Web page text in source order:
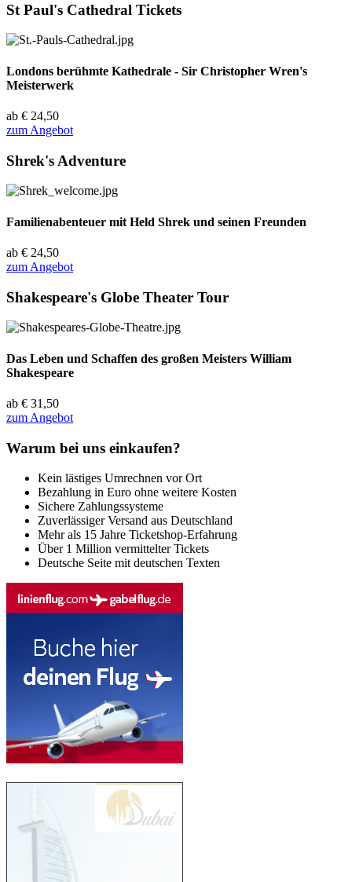
St Paul's Cathedral Tickets
Londons berühmte Kathedrale - Sir Christopher Wren's
Meisterwerk
ab € 24,50
zum Angebot
Shrek's Adventure
Familienabenteuer mit Held Shrek und seinen Freunden
ab € 24,50
zum Angebot
Shakespeare's Globe Theater Tour
Das Leben und Schaffen des großen Meisters William
Shakespeare
ab € 31,50
zum Angebot
Warum bei uns einkaufen?
Kein lästiges Umrechnen vor Ort
Bezahlung in Euro ohne weitere Kosten
Sichere Zahlungssysteme
Zuverlässiger Versand aus Deutschland
Mehr als 15 Jahre Ticketshop-Erfahrung
Über 1 Million vermittelter Tickets
Deutsche Seite mit deutschen Texten